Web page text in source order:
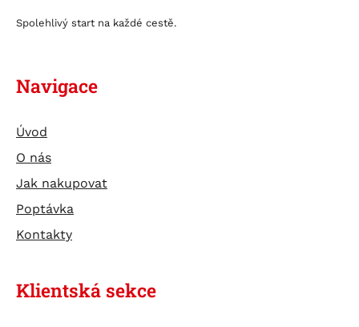
ÚDRŽBA BATERIÍ
Spolehlivý start na každé cestě.
Navigace
Úvod
O nás
Jak nakupovat
Poptávka
Kontakty
Klientská sekce